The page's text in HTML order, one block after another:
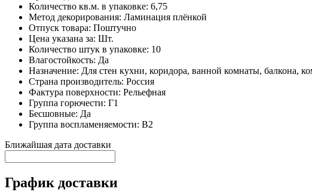
Количество кв.м. в упаковке: 6,75
Метод декорирования: Ламинация плёнкой
Отпуск товара: Поштучно
Цена указана за: Шт.
Количество штук в упаковке: 10
Влагостойкость: Да
Назначение: Для стен кухни, коридора, ванной комнаты, балкона,
Страна производитель: Россия
Фактура поверхности: Рельефная
Группа горючести: Г1
Бесшовные: Да
Группа воспламеняемости: В2
Ближайшая дата доставки
График доставки